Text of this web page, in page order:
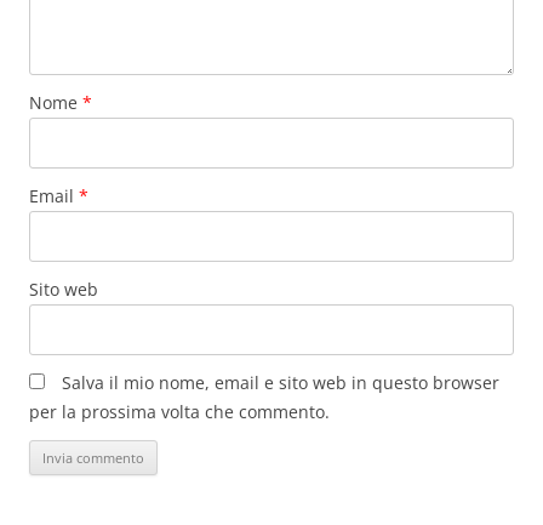
Nome *
Email *
Sito web
Salva il mio nome, email e sito web in questo browser
per la prossima volta che commento.